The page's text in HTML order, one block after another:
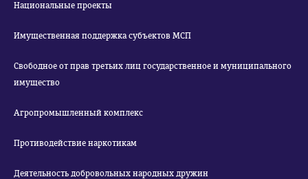
Национальные проекты
Имущественная поддержка субъектов МСП
Свободное от прав третьих лиц государственное и муниципального
имущество
Агропромышленный комплекс
Противодействие наркотикам
Деятельность добровольных народных дружин